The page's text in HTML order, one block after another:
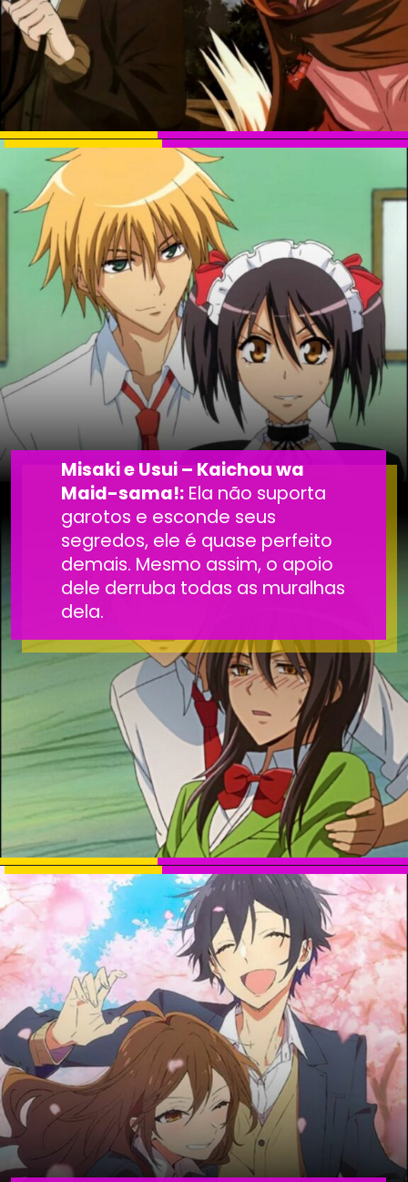
Misaki e Usui – Kaichou wa
Maid-sama!: Ela não suporta
garotos e esconde seus
segredos, ele é quase perfeito
demais. Mesmo assim, o apoio
dele derruba todas as muralhas
dela.